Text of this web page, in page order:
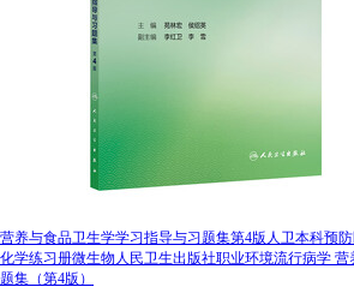
营养与食品卫生学学习指导与习题集第4版人卫本科预
化学练习册微生物人民卫生出版社职业环境流行病学 营
题集（第4版）